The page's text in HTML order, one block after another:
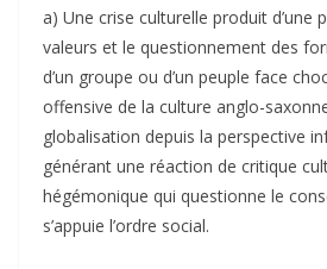
a) Une crise culturelle produit d’une
valeurs et le questionnement des
d’un groupe ou d’un peuple face
offensive de la culture anglo-
globalisation depuis la perspective
générant une réaction de critique
hégémonique qui questionne le
s’appuie l’ordre social.